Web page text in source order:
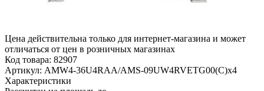
Цена действительна только для интернет-магазина и может
отличаться от цен в розничных магазинах
Код товара: 82907
Артикул: AMW4-36U4RAA/AMS-09UW4RVETG00(С)x4
Характеристики